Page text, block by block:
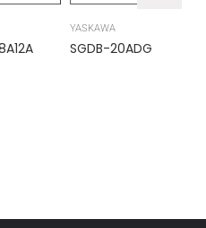
YASKAWA
SGDB-20ADG